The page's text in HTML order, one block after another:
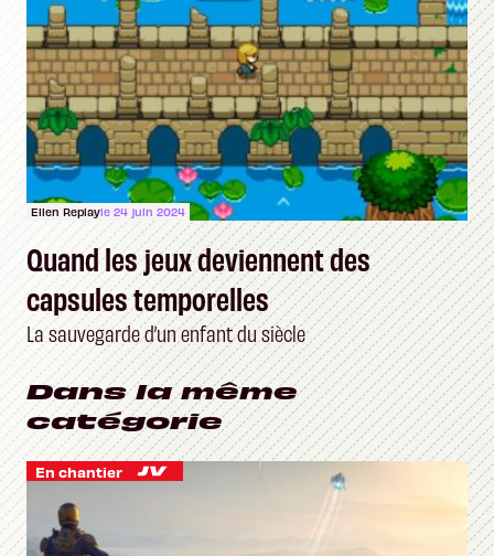
Ellen Replayle 24 juin 2024
Quand les jeux deviennent des
capsules temporelles
La sauvegarde d’un enfant du siècle
Dans la même
catégorie
En chantier